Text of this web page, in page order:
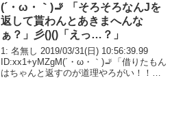
(´・ω・｀)🚬 「そろそろなんJを
返して貰わんとあきまへんな
ぁ？」彡()()「えっ…？」
1: 名無し 2019/03/31(日) 10:56:39.99
ID:xx1+yMZgM(´・ω・｀)🚬「借りたもん
はちゃんと返すのが道理やろがい！！」